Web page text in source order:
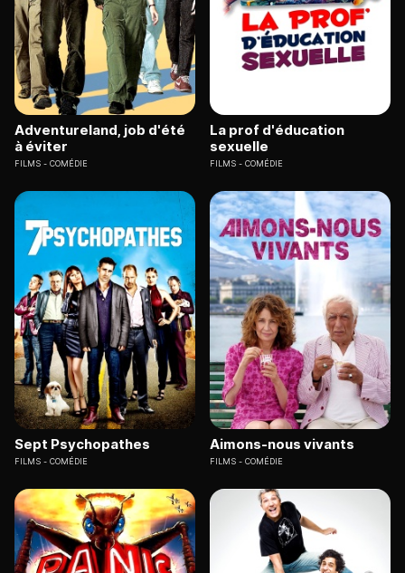
Adventureland, job d'été
à éviter
FILMS COMÉDIE
La prof d'éducation
sexuelle
FILMS COMÉDIE
Sept Psychopathes
FILMS COMÉDIE
Aimons-nous vivants
FILMS COMÉDIE